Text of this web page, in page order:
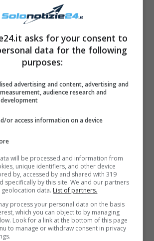
asks for your consent to
data for the following
purposes:
advertising and content, advertising and
audience research and
or access information on a device
will be processed and information from
unique identifiers, and other device
by, accessed by and shared with 319
specifically by this site. We and our partners
geolocation data. List of partners.
process your personal data on the basis
which you can object to by managing
Look for a link at the bottom of this page
to manage or withdraw consent in privacy